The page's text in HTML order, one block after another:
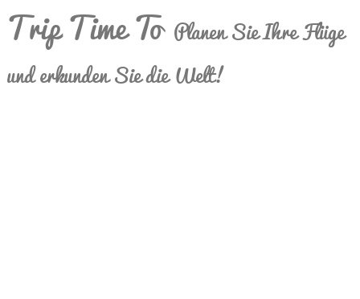
Trip Time To Planen Sie Ihre Flüge
und erkunden Sie die Welt!